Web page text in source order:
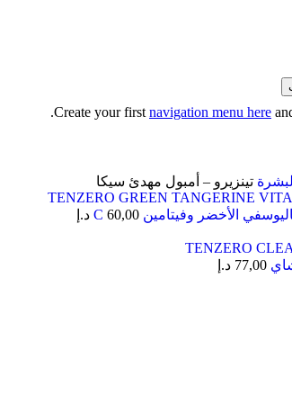
Create your first navigation menu here
تينزيرو – أمبول مهدئ سيكا
60,00
د.إ
77,00 د.إ